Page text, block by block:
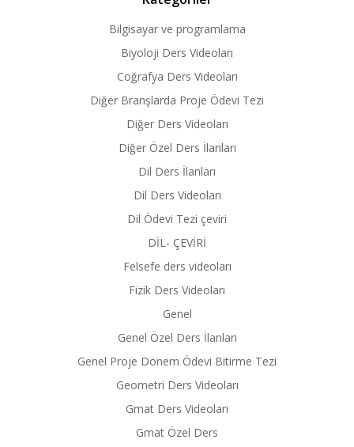
Bilgisayar ve programlama
Biyoloji Ders Videoları
Coğrafya Ders Videoları
Diğer Branşlarda Proje Ödevi Tezi
Diğer Ders Videoları
Diğer Özel Ders İlanları
Dil Ders İlanları
Dil Ders Videoları
Dil Ödevi Tezi çeviri
DİL- ÇEVİRİ
Felsefe ders videoları
Fizik Ders Videoları
Genel
Genel Özel Ders İlanları
Genel Proje Dönem Ödevi Bitirme Tezi
Geometri Ders Videoları
Gmat Ders Videoları
Gmat Özel Ders